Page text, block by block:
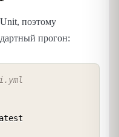
поэтому
прогон: